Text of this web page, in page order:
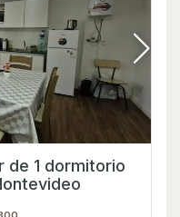
de 1 dormitorio